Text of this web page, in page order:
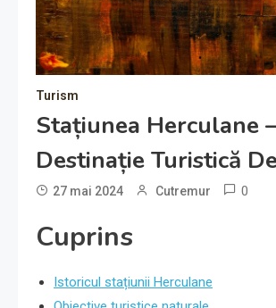
Turism
Stațiunea Herculane
Destinație Turistică
27 mai 2024 Cutremur 0
Cuprins
Istoricul stațiunii Herculane